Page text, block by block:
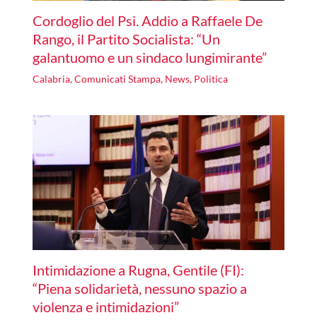
Cordoglio del Psi. Addio a Raffaele De
Rango, il Partito Socialista: “Un
galantuomo e un sindaco lungimirante”
Calabria,Comunicati Stampa, News, Politica
Intimidazione a Rugna, Gentile (FI):
“Piena solidarietà, nessuno spazio a
violenza e intimidazioni”